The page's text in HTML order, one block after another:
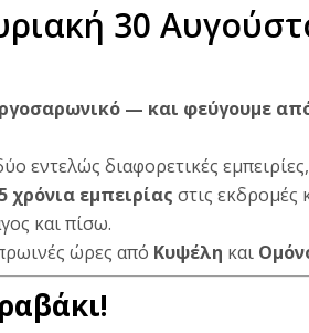
30
— και φεύγουμε
εντελώς διαφορετικές
χρόνια εμπειρίας στις εκδρομές
και πίσω.
ώρες από Κυψέλη και